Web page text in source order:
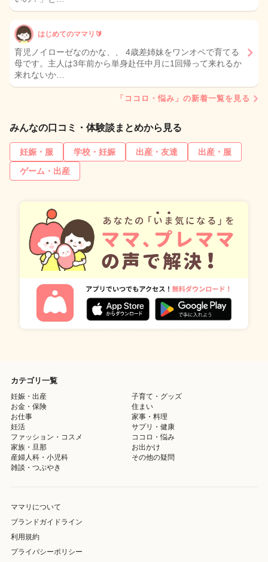
はじめてのママリ🔰
育児ノイローゼなのかな、、 4歳差姉妹をワンオペで育てる
母です。主人は3年前から単身赴任中月に1回帰って来れるか
来れないか…
「ココロ・悩み」の新着一覧を見る
みんなの口コミ・体験談まとめから見る
妊娠・服 学校・妊娠 出産・友達
出産・服
ゲーム・出産
カテゴリ一覧
妊娠・出産
子育て・グッズ
お金・保険
住まい
お仕事
家事・料理
妊活
サプリ・健康
ファッション・コスメ
ココロ・悩み
家族・旦那
お出かけ
産婦人科・小児科
その他の疑問
雑談・つぶやき
ママリについて
ブランドガイドライン
利用規約
プライバシーポリシー